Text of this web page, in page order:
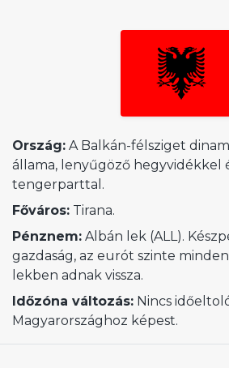
Ország: A Balkán-félsziget
állama, lenyűgöző hegyvidékkel
tengerparttal.
Főváros: Tirana.
Pénznem: Albán lek (ALL).
gazdaság, az eurót szinte
lekben adnak vissza.
Időzóna változás: Nincs
Magyarországhoz képest.